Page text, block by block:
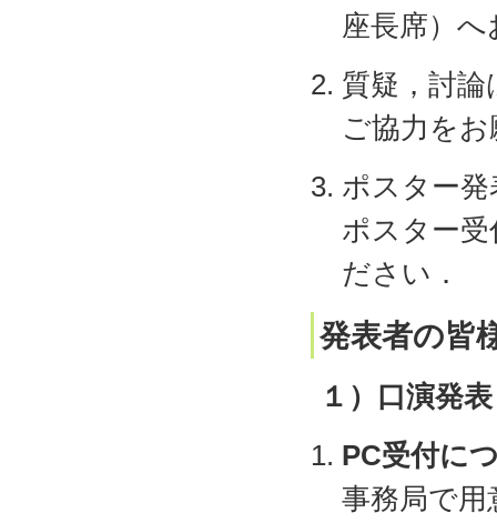
座長席）
質疑，討
ご協力を
ポスター
ポスター
ださい．
発表者の皆
１）口演発表
PC受付に
事務局で